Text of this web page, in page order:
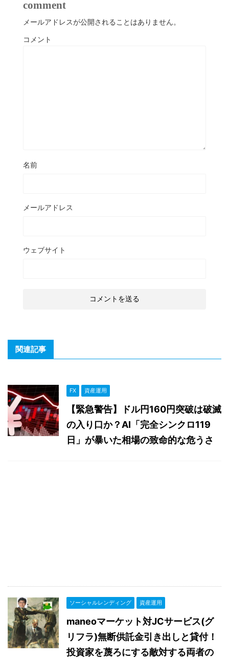
comment
メールアドレスが公開されることはありません。
コメント
名前
メールアドレス
ウェブサイト
関連記事
FX 資産運用
【緊急警告】ドル円160円突破は破滅
の入り口か？AI「完全シンクロ119
日」が暴いた相場の致命的な危うさ
ソーシャルレンディング 資産運用
maneoマーケット対JCサービス(グ
リフラ)無断供託金引き出しと貸付！
投資家を蔑ろにする敵対する両者の